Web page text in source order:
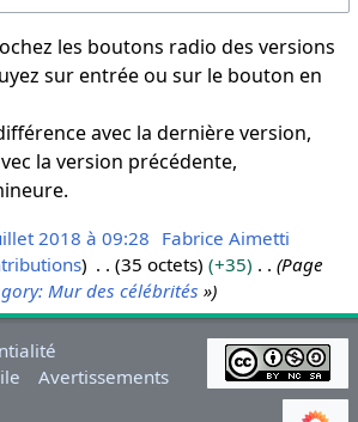
les boutons radio des versions
sur entrée ou sur le bouton en
avec la dernière version,
la version précédente,
2018 à 09:28 Fabrice Aimetti
35 octets +35
Page
Mur des célébrités »
Avertissements